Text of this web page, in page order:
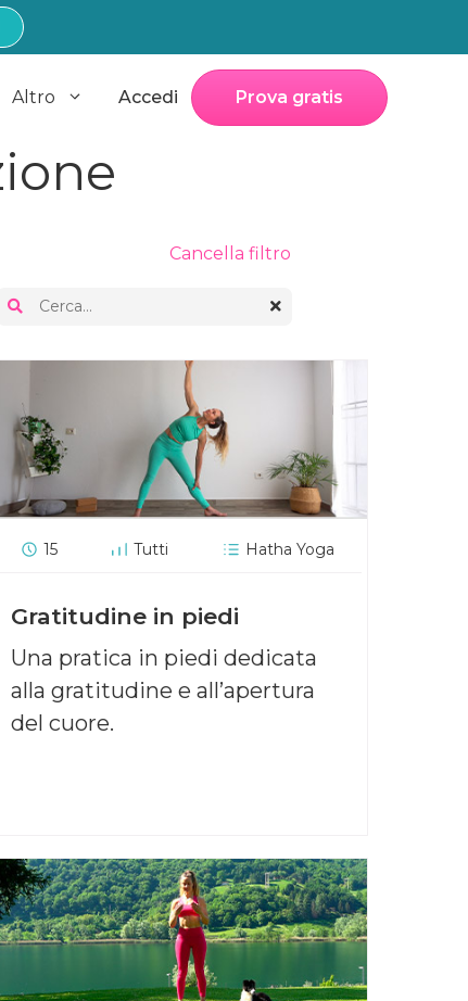
Altro Accedi Prova gratis
Cancella filtro
15 Tutti Hatha Yoga
Gratitudine in piedi
Una pratica in piedi dedicata
alla gratitudine e all’apertura
del cuore.